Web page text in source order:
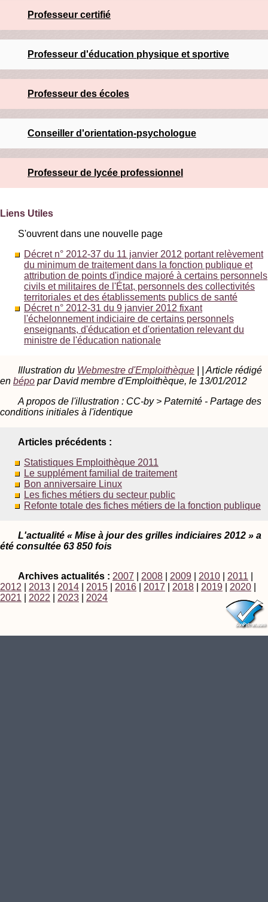
Professeur certifié
Professeur d'éducation physique et sportive
Professeur des écoles
Conseiller d'orientation-psychologue
Professeur de lycée professionnel
Liens Utiles
S'ouvrent dans une nouvelle page
Décret n° 2012-37 du 11 janvier 2012 portant relèvement
du minimum de traitement dans la fonction publique et
attribution de points d'indice majoré à certains personnels
civils et militaires de l'État, personnels des collectivités
territoriales et des établissements publics de santé
Décret n° 2012-31 du 9 janvier 2012 fixant
l'échelonnement indiciaire de certains personnels
enseignants, d'éducation et d'orientation relevant du
ministre de l'éducation nationale
Illustration du Webmestre d'Emploithèque | | Article rédigé
en bépo par David membre d'Emploithèque, le 13/01/2012
A propos de l'illustration : CC-by > Paternité - Partage des
conditions initiales à l'identique
Articles précédents :
Statistiques Emploithèque 2011
Le supplément familial de traitement
Bon anniversaire Linux
Les fiches métiers du secteur public
Refonte totale des fiches métiers de la fonction publique
L'actualité « Mise à jour des grilles indiciaires 2012 » a
été consultée 63 850 fois
Archives actualités : 2007 2008 2009 2010 2011
2012
2013 2014 2015 2016 2017 2018 2019 2020
2021
2022 2023 2024